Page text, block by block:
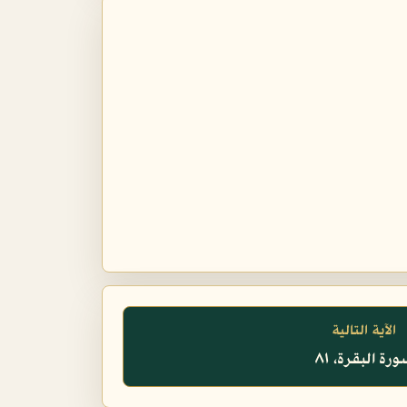
الآية التالية
البقرة، ٨١